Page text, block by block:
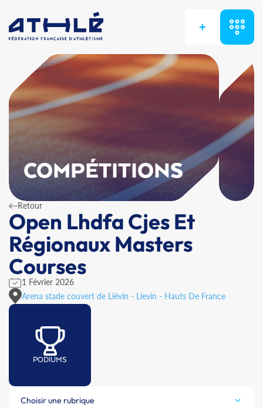
+
COMPÉTITIONS
Retour
Open Lhdfa Cjes Et
Régionaux Masters
Courses
1 Février 2026
Arena stade couvert de Liévin - Lievin - Hauts De France
PODIUMS
Choisir une rubrique